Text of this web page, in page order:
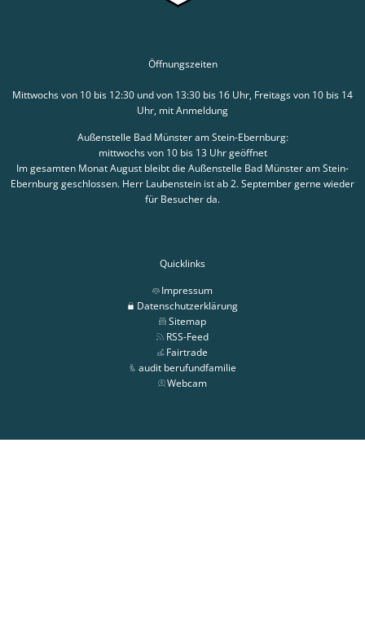
Öffnungszeiten
Mittwochs von 10 bis 12:30 und von 13:30 bis 16 Uhr, Freitags von 10 bis 14
Uhr, mit Anmeldung
Außenstelle Bad Münster am Stein-Ebernburg:
mittwochs von 10 bis 13 Uhr geöffnet
Im gesamten Monat August bleibt die Außenstelle Bad Münster am Stein-
Ebernburg geschlossen. Herr Laubenstein ist ab 2. September gerne wieder
für Besucher da.
Quicklinks
Impressum
Datenschutzerklärung
Sitemap
RSS-Feed
Fairtrade
audit berufundfamilie
Webcam